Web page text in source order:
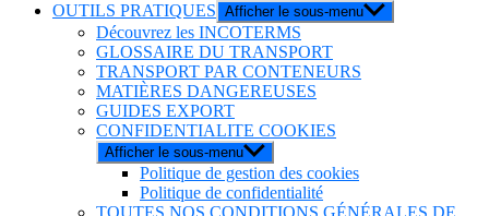
OUTILS PRATIQUES Afficher le sous-menu
Découvrez les INCOTERMS
GLOSSAIRE DU TRANSPORT
TRANSPORT PAR CONTENEURS
MATIÈRES DANGEREUSES
GUIDES EXPORT
CONFIDENTIALITE COOKIES
Afficher le sous-menu
Politique de gestion des cookies
Politique de confidentialité
TOUTES NOS CONDITIONS GÉNÉRALES DE